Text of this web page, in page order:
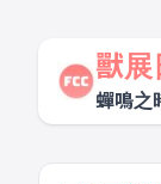
獸展
蟬鳴之